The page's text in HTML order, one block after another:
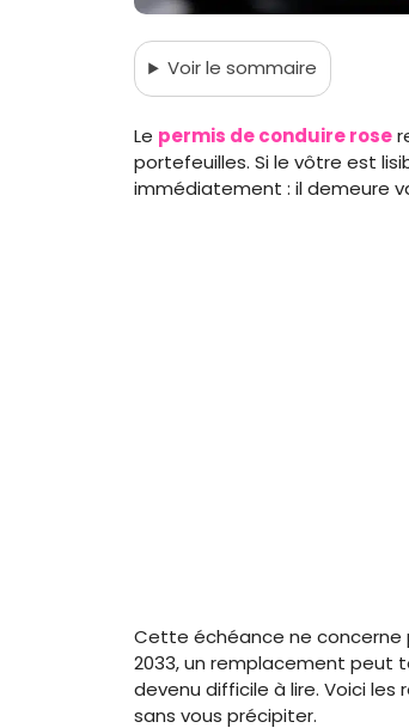
Voirle sommaire
Le permis de conduire rose
portefeuilles. Si le vôtre est
immédiatement : il demeure
Cette échéance ne concerne
2033, un remplacement peut
devenu difficile à lire. Voici
sans vous précipiter.